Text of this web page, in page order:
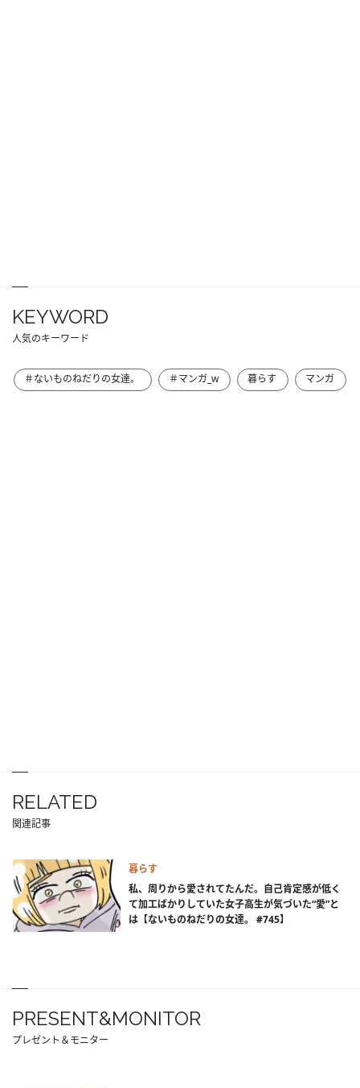
KEYWORD
人気のキーワード
＃ないものねだりの女達。 ＃マンガ_w 暮らす マンガ
RELATED
関連記事
暮らす
私、周りから愛されてたんだ。自己肯定感が低く
て加工ばかりしていた女子高生が気づいた“愛”と
は【ないものねだりの女達。 #745】
PRESENT&MONITOR
プレゼント＆モニター